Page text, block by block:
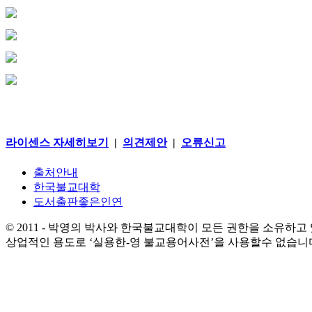
라이센스 자세히보기 | 의견제안| 오류신고
출처안내
한국불교대학
도서출판좋은인연
© 2011 - 박영의 박사와 한국불교대학이 모든 권한을 소유하고
상업적인 용도로 ‘실용한-영 불교용어사전’을 사용할수 없습니